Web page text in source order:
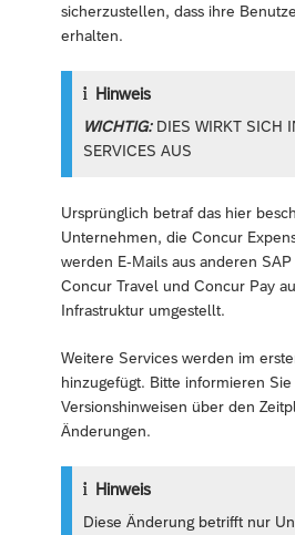
sicherzustellen, dass ihre
erhalten.
Hinweis
WICHTIG:DIES WIRKT SICH
SERVICES AUS
Ursprünglich betraf das hier
Unternehmen, die Concur
werden E-Mails aus anderen
Concur Travel und Concur Pay
Infrastruktur umgestellt.
Weitere Services werden im
hinzugefügt. Bitte informieren
Versionshinweisen über den
Änderungen.
Hinweis
Diese Änderung betrifft nur